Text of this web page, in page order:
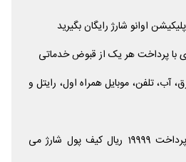
اوانو شارژ رایگان بگیرید
آب، تلفن، موبایل همراه اول، رایتل و
همچنین در اولین پرداخت 19999 ریال کیف پول شارژ می